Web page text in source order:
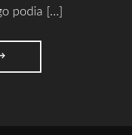
podia […]